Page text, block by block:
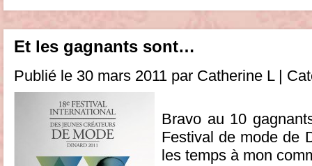
Et les gagnants sont…
Publié le 30 mars 2011 par Catherine L |
Bravo au 10
Festival de mode de
les temps à mon